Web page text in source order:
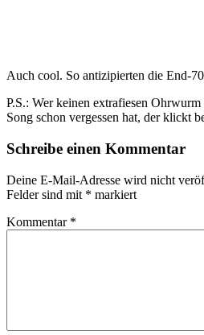
Auch cool. So antizipierten die End-
P.S.: Wer keinen extrafiesen
Song schon vergessen hat, der klickt
Schreibe einen Kommentar
Deine E-Mail-Adresse wird nicht
Felder sind mit * markiert
Kommentar *